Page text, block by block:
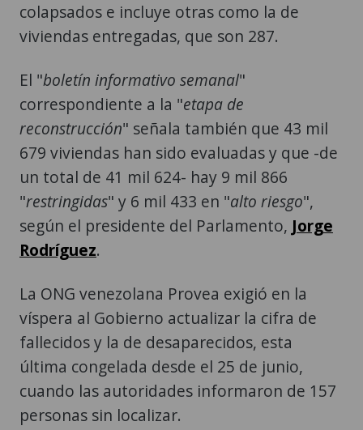
colapsados e incluye otras como la de
viviendas entregadas, que son 287.
El "boletín informativo semanal"
correspondiente a la "etapa de
reconstrucción" señala también que 43 mil
679 viviendas han sido evaluadas y que -de
un total de 41 mil 624- hay 9 mil 866
"restringidas" y 6 mil 433 en "alto riesgo",
según el presidente del Parlamento, Jorge
Rodríguez.
La ONG venezolana Provea exigió en la
víspera al Gobierno actualizar la cifra de
fallecidos y la de desaparecidos, esta
última congelada desde el 25 de junio,
cuando las autoridades informaron de 157
personas sin localizar.